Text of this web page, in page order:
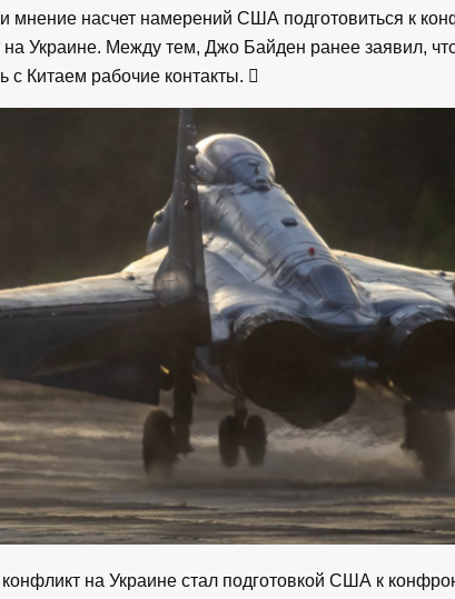
мнение насчет намерений США подготовиться к
на Украине. Между тем, Джо Байден ранее заявил,
с Китаем рабочие контакты.
на Украине стал подготовкой США к